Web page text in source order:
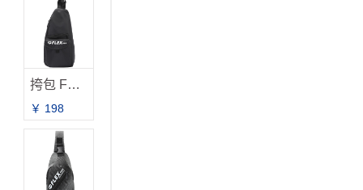
挎包 FB-2019
￥ 198